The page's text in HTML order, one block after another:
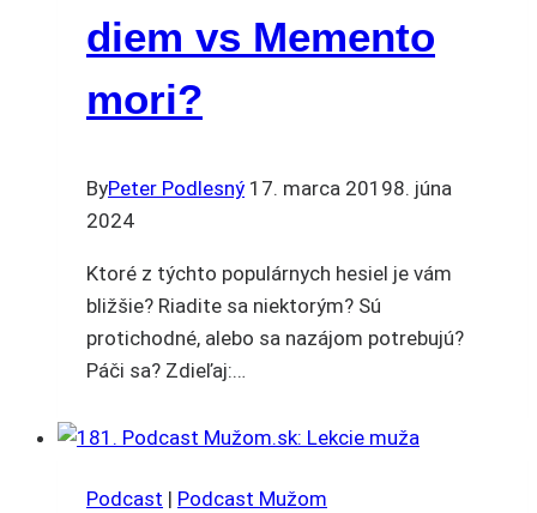
diem vs Memento
mori?
ByPeter Podlesný 17. marca 20198. júna
2024
Ktoré z týchto populárnych hesiel je vám
bližšie? Riadite sa niektorým? Sú
protichodné, alebo sa nazájom potrebujú?
Páči sa? Zdieľaj:…
Podcast | Podcast Mužom